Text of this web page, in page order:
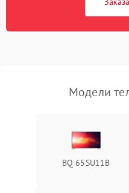
Модели
BQ 65SU11B